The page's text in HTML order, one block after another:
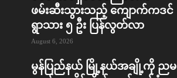
ဖမ်းဆီးသွားသည့် ကျောက်ကဒင်
ရွာသား ၅ ဦး ပြန်လွတ်လာ
August 6, 2026
မွန်ပြည်နယ် မြို့နယ်အချို့ကို ညမ